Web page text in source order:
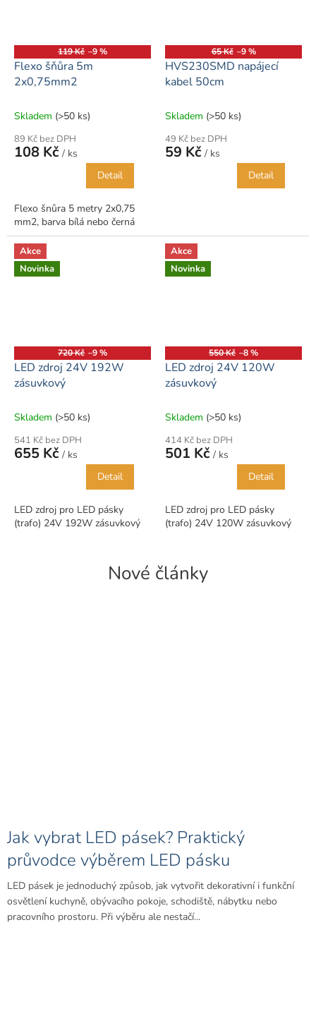
119 Kč –9 %
Flexo šňůra 5m
2x0,75mm2
Skladem (>50 ks)
89 Kč bez DPH
108 Kč / ks
Detail
Flexo šnůra 5 metry 2x0,75
mm2, barva bílá nebo černá
65 Kč –9 %
HVS230SMD napájecí
kabel 50cm
Skladem (>50 ks)
49 Kč bez DPH
59 Kč / ks
Detail
Akce
Novinka
720 Kč –9 %
LED zdroj 24V 192W
zásuvkový
Skladem (>50 ks)
541 Kč bez DPH
655 Kč / ks
Detail
LED zdroj pro LED pásky
(trafo) 24V 192W zásuvkový
Akce
Novinka
550 Kč –8 %
LED zdroj 24V 120W
zásuvkový
Skladem (>50 ks)
414 Kč bez DPH
501 Kč / ks
Detail
LED zdroj pro LED pásky
(trafo) 24V 120W zásuvkový
Nové články
Jak vybrat LED pásek? Praktický
průvodce výběrem LED pásku
LED pásek je jednoduchý způsob, jak vytvořit dekorativní i funkční
osvětlení kuchyně, obývacího pokoje, schodiště, nábytku nebo
pracovního prostoru. Při výběru ale nestačí...